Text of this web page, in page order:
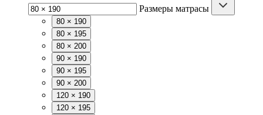
Размеры матрасы
80 × 190
80 × 195
80 × 200
90 × 190
90 × 195
90 × 200
120 × 190
120 × 195